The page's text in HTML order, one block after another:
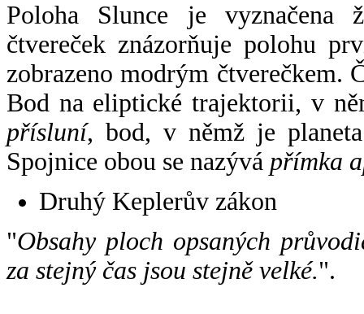
Poloha Slunce je vyznačena
čtvereček znázorňuje polohu
zobrazeno modrým čtverečkem.
Bod na eliptické trajektorii, v
přísluní, bod, v němž je
Spojnice obou se nazývá přímka
Druhý Keplerův zákon
"Obsahy ploch opsaných
za stejný čas jsou stejně velké.".